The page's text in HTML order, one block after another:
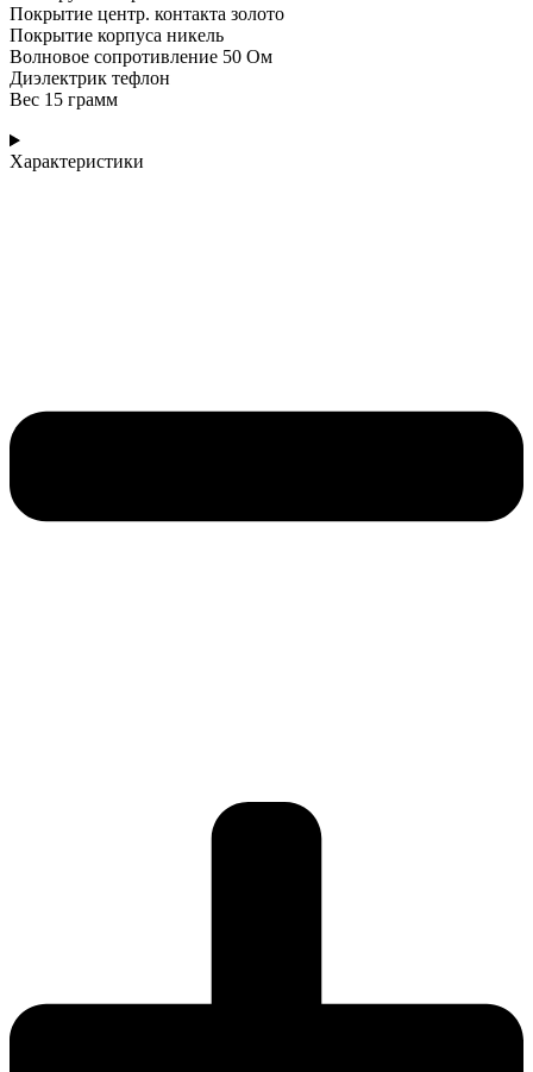
Покрытие центр. контакта золото
Покрытие корпуса никель
Волновое сопротивление 50 Ом
Диэлектрик тефлон
Вес 15 грамм
Характеристики